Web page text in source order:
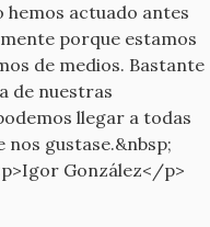
hemos actuado antes
porque estamos
de medios. Bastante
de nuestras
llegar a todas
gustase.&nbsp;
González</p>